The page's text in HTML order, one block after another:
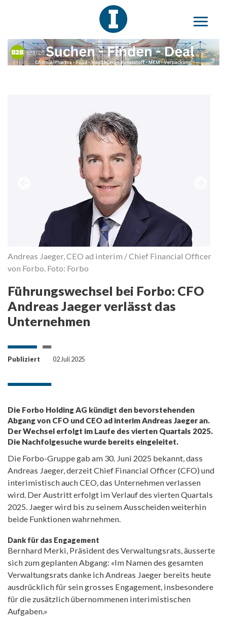
Andreas Jaeger, CEO ad interim / Chief Financial Officer
von Forbo. Foto: Forbo
Führungswechsel bei Forbo: CFO
Andreas Jaeger verlässt das
Unternehmen
Publiziert 02 Juli 2025
Die Forbo Holding AG kündigt den bevorstehenden
Abgang von CFO und CEO ad interim Andreas Jaeger an.
Der Wechsel erfolgt im Laufe des vierten Quartals 2025.
Die Nachfolgesuche wurde bereits eingeleitet.
Die Forbo-Gruppe gab am 30. Juni 2025 bekannt, dass
Andreas Jaeger, derzeit Chief Financial Officer (CFO) und
interimistisch auch CEO, das Unternehmen verlassen
wird. Der Austritt erfolgt im Verlauf des vierten Quartals
2025. Jaeger wird bis zu seinem Ausscheiden weiterhin
beide Funktionen wahrnehmen.
Dank für das Engagement
Bernhard Merki, Präsident des Verwaltungsrats, äusserte
sich zum geplanten Abgang: «Im Namen des gesamten
Verwaltungsrats danke ich Andreas Jaeger bereits heute
ausdrücklich für sein grosses Engagement, insbesondere
für die zusätzlich übernommenen interimistischen
Aufgaben.»